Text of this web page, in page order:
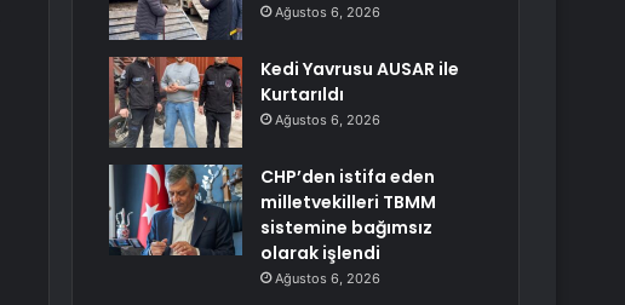
Ağustos 6, 2026
Kedi Yavrusu AUSAR ile
Kurtarıldı
Ağustos 6, 2026
CHP’den istifa eden
milletvekilleri TBMM
sistemine bağımsız
olarak işlendi
Ağustos 6, 2026